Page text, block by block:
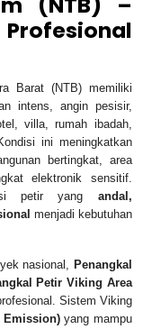
Barat (NTB) memiliki
intens, angin pesisir,
villa, rumah ibadah,
ini meningkatkan
bertingkat, area
elektronik sensitif.
petir yang andal,
menjadi kebutuhan
nasional, Penangkal
Petir Viking Area
Sistem Viking
Emission)yang mampu